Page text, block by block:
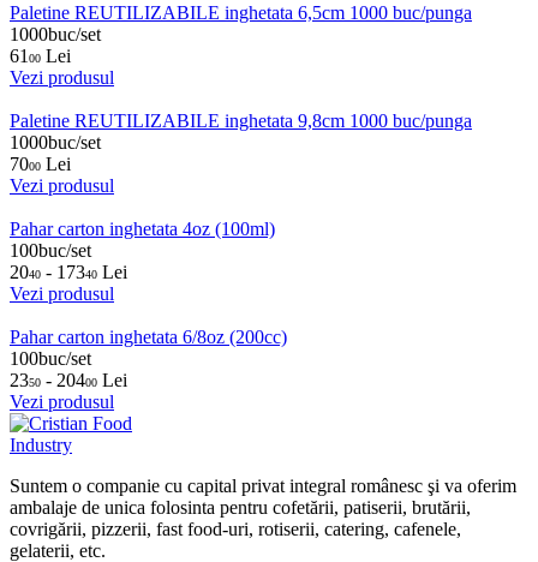
Paletine REUTILIZABILE inghetata 6,5cm 1000 buc/punga
1000buc/set
61 00 Lei
Vezi produsul
Paletine REUTILIZABILE inghetata 9,8cm 1000 buc/punga
1000buc/set
7000 Lei
Vezi produsul
Pahar carton inghetata 4oz (100ml)
100buc/set
2040 - 17340 Lei
Vezi produsul
Pahar carton inghetata 6/8oz (200cc)
100buc/set
2350 - 20400 Lei
Vezi produsul
Suntem o companie cu capital privat integral românesc şi va oferim
ambalaje de unica folosinta pentru cofetării, patiserii, brutării,
covrigării, pizzerii, fast food-uri, rotiserii, catering, cafenele,
gelaterii, etc.